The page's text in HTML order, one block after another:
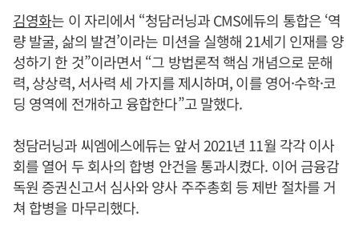
김영화는 이 자리에서 “청담러닝과 CMS에듀의 통합은 ‘역
량 발굴, 삶의 발견’이라는 미션을 실행해 21세기 인재를 양
성하기 한 것”이라면서 “그 방법론적 핵심 개념으로 문해
력, 상상력, 서사력 세 가지를 제시하며, 이를 영어·수학·코
딩 영역에 전개하고 융합한다”고 말했다.
청담러닝과 씨엠에스에듀는 앞서 2021년 11월 각각 이사
회를 열어 두 회사의 합병 안건을 통과시켰다. 이어 금융감
독원 증권신고서 심사와 양사 주주총회 등 제반 절차를 거
쳐 합병을 마무리했다.